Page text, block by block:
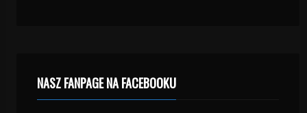
NASZ FANPAGE NA FACEBOOKU